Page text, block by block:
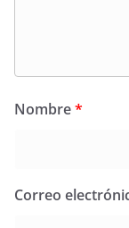
Nombre*
Correo